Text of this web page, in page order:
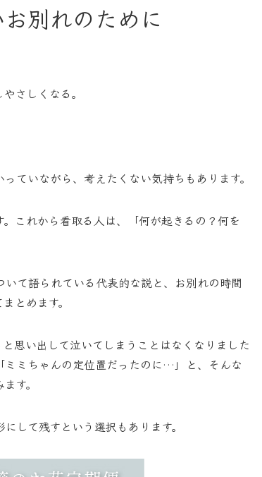
別れのために
さしくなる。
ていながら、考えたくない気持ちもあります。
これから看取る人は、「何が起きるの？何を
いて語られている代表的な説と、 お別れの時間
とめます。
思い出して泣いてしまうことはなくなりました
ミちゃんの定位置だったのに…」と、そんな
す。
して残すという選択もあります。